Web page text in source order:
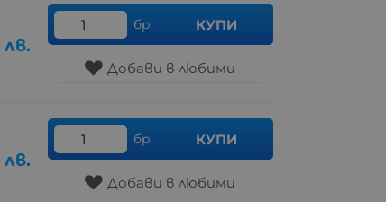
лв.
бр. КУПИ
Добави в любими
лв.
бр. КУПИ
Добави в любими